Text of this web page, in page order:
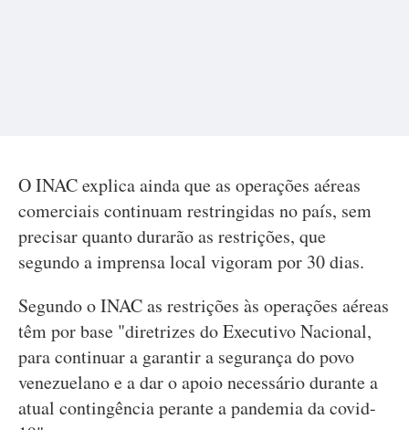
O INAC explica ainda que as operações aéreas
comerciais continuam restringidas no país, sem
precisar quanto durarão as restrições, que
segundo a imprensa local vigoram por 30 dias.
Segundo o INAC as restrições às operações aéreas
têm por base "diretrizes do Executivo Nacional,
para continuar a garantir a segurança do povo
venezuelano e a dar o apoio necessário durante a
atual contingência perante a pandemia da covid-